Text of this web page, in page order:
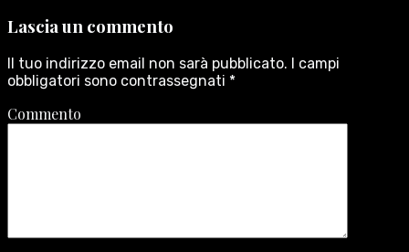
Lascia un commento
Il tuo indirizzo email non sarà pubblicato. I campi
obbligatori sono contrassegnati *
Commento